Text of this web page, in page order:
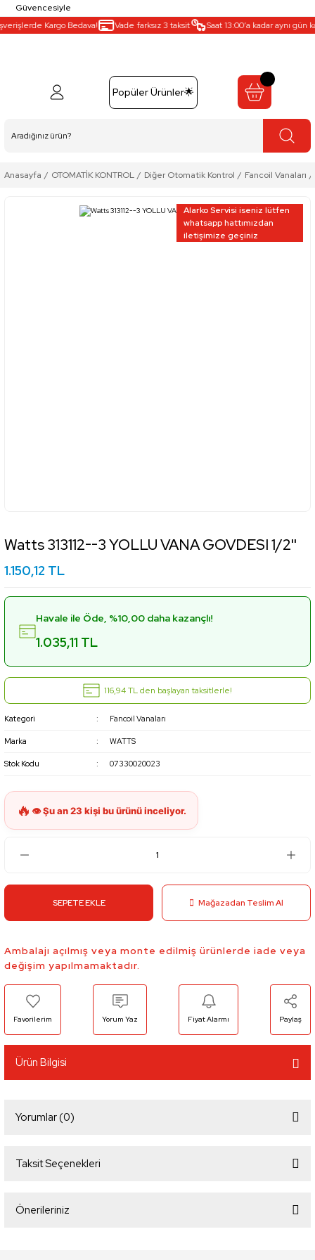
Güvencesiyle
Kargo Bedava!
Vade farksız 3 taksit Saat 13:00’a kadar aynı gün
Popüler Ürünler🌟
Anasayfa OTOMATİK KONTROL Diğer Otomatik Kontrol Fancoil Vanaları
Alarko Servisi iseniz lütfen
whatsapp hattımızdan
iletişimize geçiniz
Watts 313112--3 YOLLU VANA GOVDESI 1/2''
1.150,12 TL
Havale ile Öde, %10,00 daha kazançlı!
1.035,11 TL
116,94 TL den başlayan taksitlerle!
Kategori Fancoil Vanaları
Marka WATTS
Stok Kodu 07330020023
SEPETE EKLE Mağazadan Teslim Al
Ambalajı açılmış veya monte edilmiş ürünlerde iade veya
değişim yapılmamaktadır.
Yorum Yaz Fiyat Alarmı Paylaş
Ürün Bilgisi
Yorumlar (0)
Taksit Seçenekleri
Önerileriniz